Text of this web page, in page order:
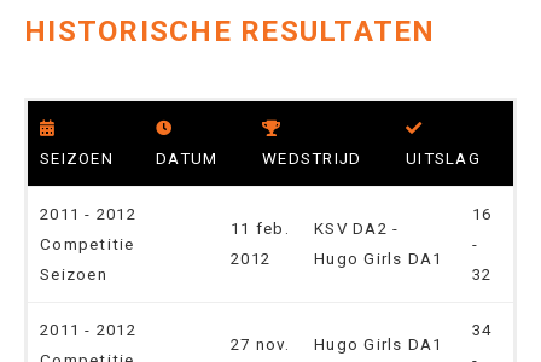
HISTORISCHE RESULTATEN
SEIZOEN DATUM WEDSTRIJD UITSLAG
2011 - 2012
Competitie
Seizoen
11 feb.
2012
KSV DA2 -
Hugo Girls DA1
16
-
32
2011 - 2012
27 nov. Hugo Girls DA1
34